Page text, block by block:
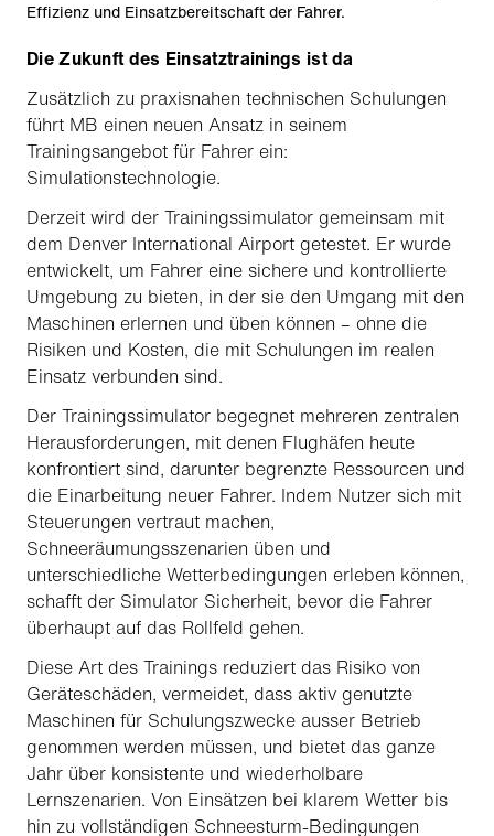
Effizienz und Einsatzbereitschaft der Fahrer.
Die Zukunft des Einsatztrainings ist da
Zusätzlich zu praxisnahen technischen Schulungen
führt MB einen neuen Ansatz in seinem
Trainingsangebot für Fahrer ein:
Simulationstechnologie.
Derzeit wird der Trainingssimulator gemeinsam mit
dem Denver International Airport getestet. Er wurde
entwickelt, um Fahrer eine sichere und kontrollierte
Umgebung zu bieten, in der sie den Umgang mit den
Maschinen erlernen und üben können – ohne die
Risiken und Kosten, die mit Schulungen im realen
Einsatz verbunden sind.
Der Trainingssimulator begegnet mehreren zentralen
Herausforderungen, mit denen Flughäfen heute
konfrontiert sind, darunter begrenzte Ressourcen und
die Einarbeitung neuer Fahrer. Indem Nutzer sich mit
Steuerungen vertraut machen,
Schneeräumungsszenarien üben und
unterschiedliche Wetterbedingungen erleben können,
schafft der Simulator Sicherheit, bevor die Fahrer
überhaupt auf das Rollfeld gehen.
Diese Art des Trainings reduziert das Risiko von
Geräteschäden, vermeidet, dass aktiv genutzte
Maschinen für Schulungszwecke ausser Betrieb
genommen werden müssen, und bietet das ganze
Jahr über konsistente und wiederholbare
Lernszenarien. Von Einsätzen bei klarem Wetter bis
hin zu vollständigen Schneesturm-Bedingungen